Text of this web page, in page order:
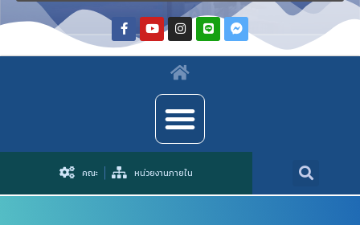
คณะ หน่วยงานภายใน